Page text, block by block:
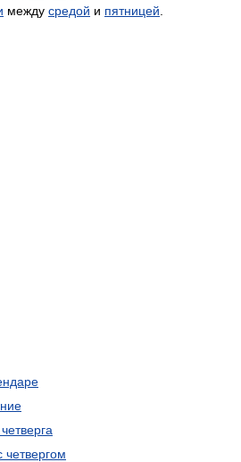
между средой и пятницей